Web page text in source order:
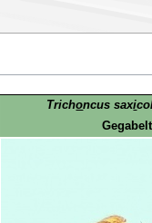
Trichoncus saxi